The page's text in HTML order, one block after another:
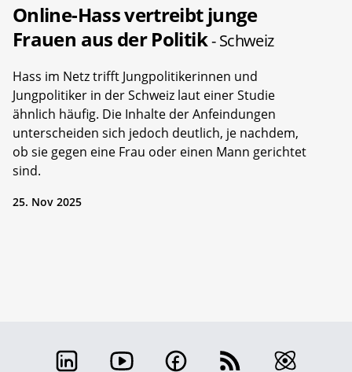
Online-Hass vertreibt junge
Frauen aus der Politik- Schweiz
Hass im Netz trifft Jungpolitikerinnen und
Jungpolitiker in der Schweiz laut einer Studie
ähnlich häufig. Die Inhalte der Anfeindungen
unterscheiden sich jedoch deutlich, je nachdem,
ob sie gegen eine Frau oder einen Mann gerichtet
sind.
25. Nov 2025